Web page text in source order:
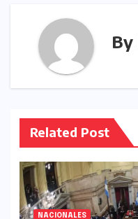
By
Related Post
NACIONALES